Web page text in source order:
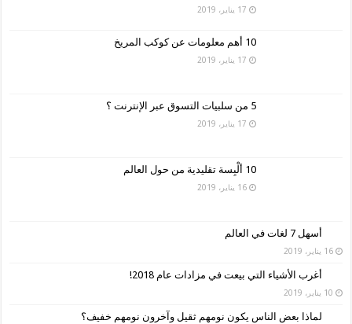
17 يناير، 2019
10 أهم معلومات عن كوكب المريخ
17 يناير، 2019
5 من سلبيات التسوق عبر الإنترنت ؟
17 يناير، 2019
10 ألْبِسة تقليدية من حول العالم
16 يناير، 2019
أسهل 7 لغات في العالم
16 يناير، 2019
أغرب الأشياء التي بيعت في مزادات عام 2018!
10 يناير، 2019
لماذا بعض الناس يكون نومهم ثقيل وآخرون نومهم خفيف؟